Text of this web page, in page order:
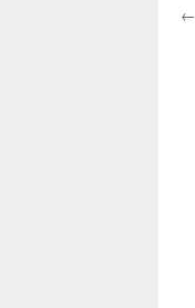
←